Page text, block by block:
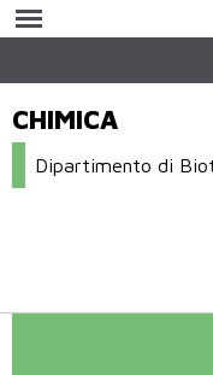
CHIMICA
Dipartimento di